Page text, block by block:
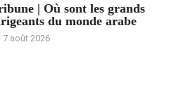
| Où sont les grands
du monde arabe
7 août 2026